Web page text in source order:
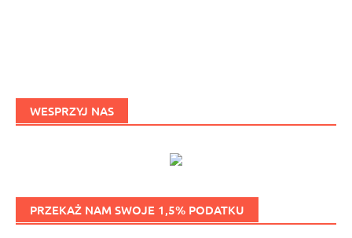
WESPRZYJ NAS
PRZEKAŻ NAM SWOJE 1,5% PODATKU